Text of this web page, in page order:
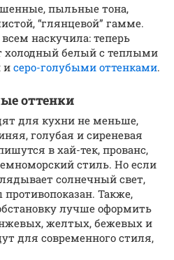
пыльные тона,
“глянцевой” гамме.
наскучила: теперь
белый с теплыми
исеро-голубыми оттенками.
оттенки
для кухни не меньше,
голубая и сиреневая
в хай-тек, прованс,
стиль. Но если
солнечный свет,
Также,
лучше оформить
желтых, бежевых и
для современного стиля,